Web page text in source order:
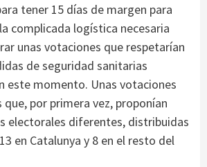
tener 15 días de margen para
complicada logística necesaria
unas votaciones que respetarían
de seguridad sanitarias
este momento. Unas votaciones
por primera vez, proponían
electorales diferentes, distribuidas
en Catalunya y 8 en el resto del